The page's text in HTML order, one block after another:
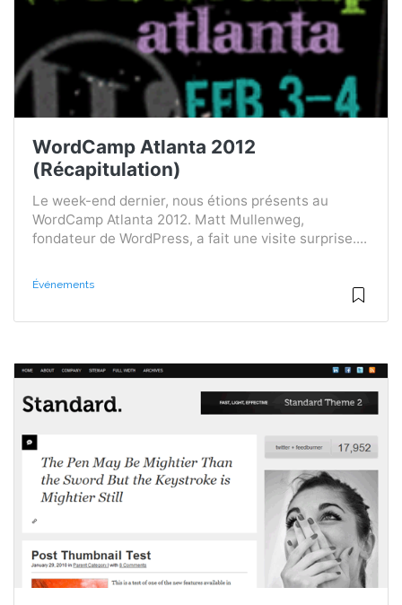
WordCamp Atlanta 2012
(Récapitulation)
Le week-end dernier, nous étions présents au
WordCamp Atlanta 2012. Matt Mullenweg,
fondateur de WordPress, a fait une visite surprise....
Événements